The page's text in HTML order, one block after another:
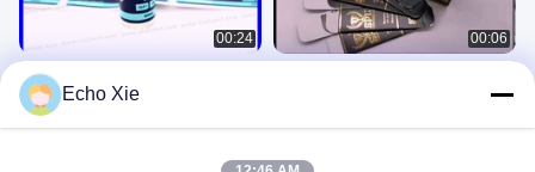
00:24
Peptid 2 ml Şişe Paketi Tirzepatide,
Retatrutide, Semaglutide için
Paper Box
00:06
Echo Xie